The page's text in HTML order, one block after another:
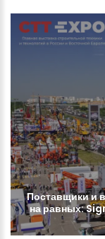
Поставщикии
наравных: